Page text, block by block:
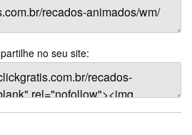
no seu site: